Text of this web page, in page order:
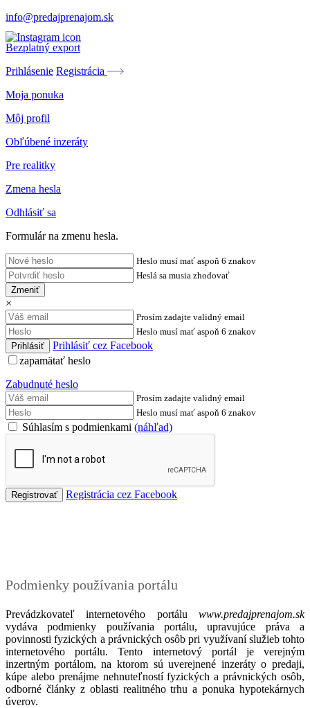
info@predajprenajom.sk
Bezplatný export
Prihlásenie Registrácia
Moja ponuka
Môj profil
Obľúbené inzeráty
Pre realitky
Zmena hesla
Odhlásiť sa
Formulár na zmenu hesla.
Heslo musí mať aspoň 6 znakov
Heslá sa musia zhodovať
Zmeniť
×
Prosím zadajte validný email
Heslo musí mať aspoň 6 znakov
Prihlásiť cez Facebook
zapamätať heslo
Zabudnuté heslo
Prosím zadajte validný email
Heslo musí mať aspoň 6 znakov
Súhlasím s podmienkami (náhľad)
Registrácia cez Facebook
Podmienky používania portálu
Prevádzkovateľ internetového portálu www.predajprenajom.sk
vydáva podmienky používania portálu, upravujúce práva a
povinnosti fyzických a právnických osôb pri využívaní služieb tohto
internetového portálu. Tento internetový portál je verejným
inzertným portálom, na ktorom sú uverejnené inzeráty o predaji,
kúpe alebo prenájme nehnuteľností fyzických a právnických osôb,
odborné články z oblasti realitného trhu a ponuka hypotekárnych
úverov.